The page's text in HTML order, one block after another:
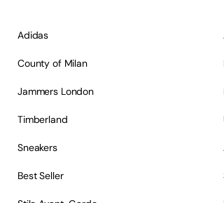
Adidas
County of Milan
Jammers London
Timberland
Sneakers
Best Seller